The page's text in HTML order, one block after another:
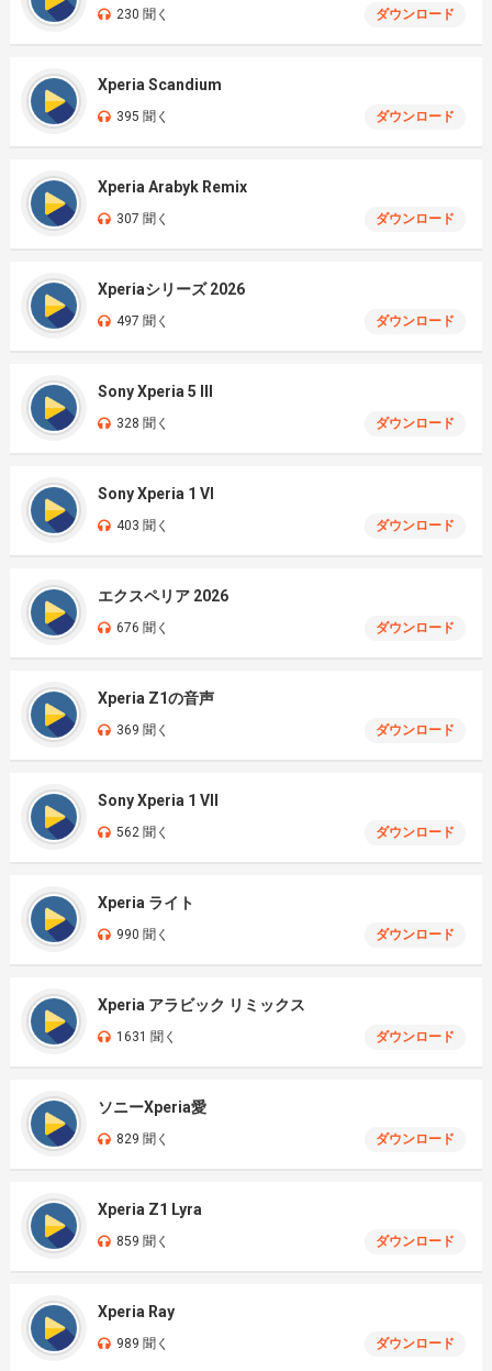
230 聞く ダウンロード
Xperia Scandium
395 聞く ダウンロード
Xperia Arabyk Remix
307 聞く ダウンロード
Xperiaシリーズ 2026
497 聞く ダウンロード
Sony Xperia 5 III
328 聞く ダウンロード
Sony Xperia 1 VI
403 聞く ダウンロード
エクスペリア 2026
676 聞く ダウンロード
Xperia Z1の音声
369 聞く ダウンロード
Sony Xperia 1 VII
562 聞く ダウンロード
Xperia ライト
990 聞く ダウンロード
Xperia アラビック リミックス
1631 聞く ダウンロード
ソニーXperia愛
829 聞く ダウンロード
Xperia Z1 Lyra
859 聞く ダウンロード
Xperia Ray
989 聞く ダウンロード